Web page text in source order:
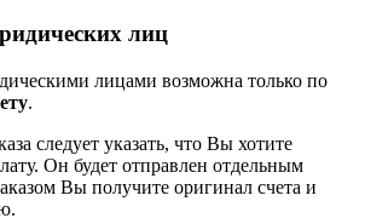
лиц
лицами возможна только по
.
следует указать, что Вы хотите
Он будет отправлен отдельным
Вы получите оригинал счета и